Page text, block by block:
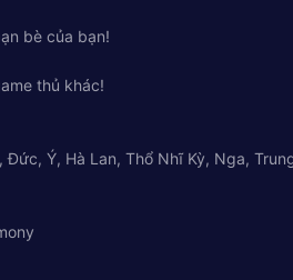
bè của bạn!
thủ khác!
Ý, Hà Lan, Thổ Nhĩ Kỳ, Nga,